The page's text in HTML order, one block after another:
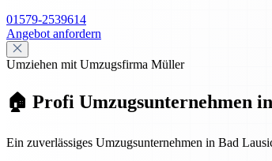
01579-2539614
Angebot anfordern
Umziehen mit Umzugsfirma Müller
🏠 Profi Umzugsunternehmen
Ein zuverlässiges Umzugsunternehmen in Bad